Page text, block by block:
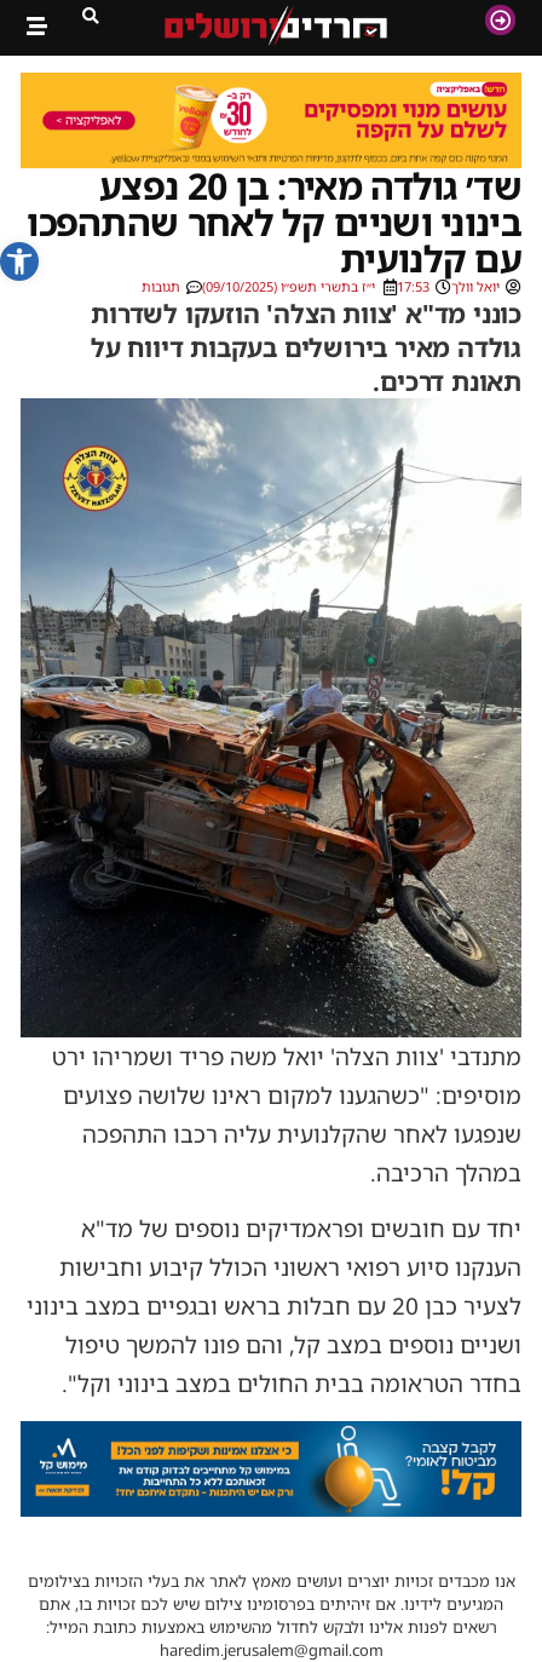
פתח
שד׳ גולדה מאיר: בן 20 נפצע
בינוני ושניים קל לאחר שהתהפכו
עם קלנועית
יואל וולך 17:53 י״ז בתשרי תשפ״ו (09/10/2025) תגובות
כונני מד"א 'צוות הצלה' הוזעקו לשדרות
גולדה מאיר בירושלים בעקבות דיווח על
תאונת דרכים.
מתנדבי 'צוות הצלה' יואל משה פריד ושמריהו ירט
מוסיפים: "כשהגענו למקום ראינו שלושה פצועים
שנפגעו לאחר שהקלנועית עליה רכבו התהפכה
במהלך הרכיבה.
יחד עם חובשים ופראמדיקים נוספים של מד"א
הענקנו סיוע רפואי ראשוני הכולל קיבוע וחבישות
לצעיר כבן 20 עם חבלות בראש ובגפיים במצב בינוני
ושניים נוספים במצב קל, והם פונו להמשך טיפול
בחדר הטראומה בבית החולים במצב בינוני וקל".
אנו מכבדים זכויות יוצרים ועושים מאמץ לאתר את בעלי הזכויות בצילומים
המגיעים לידינו. אם זיהיתים בפרסומינו צילום שיש לכם זכויות בו, אתם
רשאים לפנות אלינו ולבקש לחדול מהשימוש באמצעות כתובת המייל:
haredim.jerusalem@gmail.com